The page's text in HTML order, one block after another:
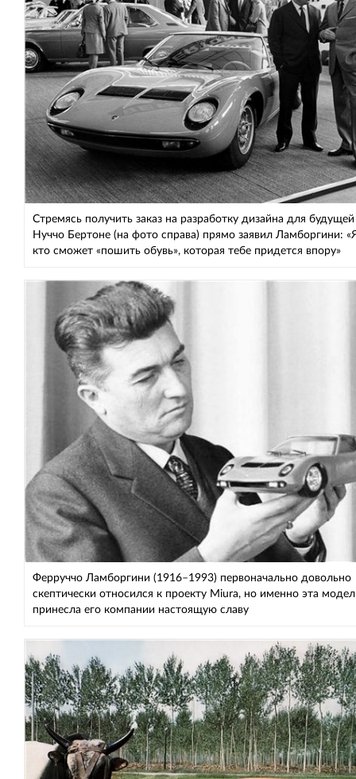
Стремясь получить заказ на разработку дизайна для
Нуччо Бертоне (на фото справа) прямо заявил Ламборгини:
кто сможет «пошить обувь», которая тебе придется впору»
Ферруччо Ламборгини (1916–1993) первоначально довольно
скептически относился к проекту Miura, но именно эта
принесла его компании настоящую славу